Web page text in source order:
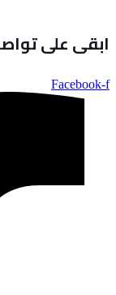
ابقى على
Facebook-f